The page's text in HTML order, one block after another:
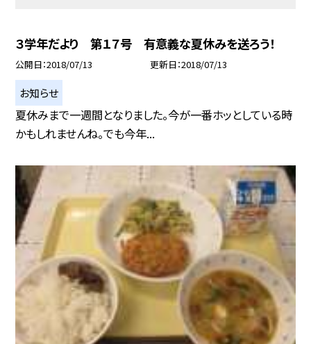
３学年だより 第１７号 有意義な夏休みを送ろう！
公開日 2018/07/13 更新日 2018/07/13
お知らせ
夏休みまで一週間となりました。今が一番ホッとしている時
かもしれませんね。でも今年...